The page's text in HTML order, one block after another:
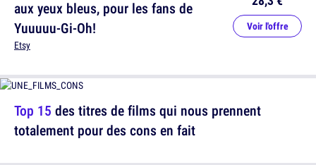
Top 15 des titres de films qui nous prennent
totalement pour des cons en fait
aux yeux bleus, pour les fans de
Yuuuuu-Gi-Oh!
Etsy
Voir l'offre